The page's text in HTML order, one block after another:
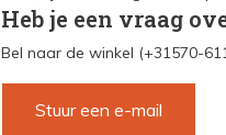
Heb je een vraag
Bel naar de winkel (+31570-
Stuur een e-mail